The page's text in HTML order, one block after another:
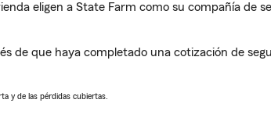
eligen a State Farm como su compañía de
de que haya completado una cotización de
y de las pérdidas cubiertas.